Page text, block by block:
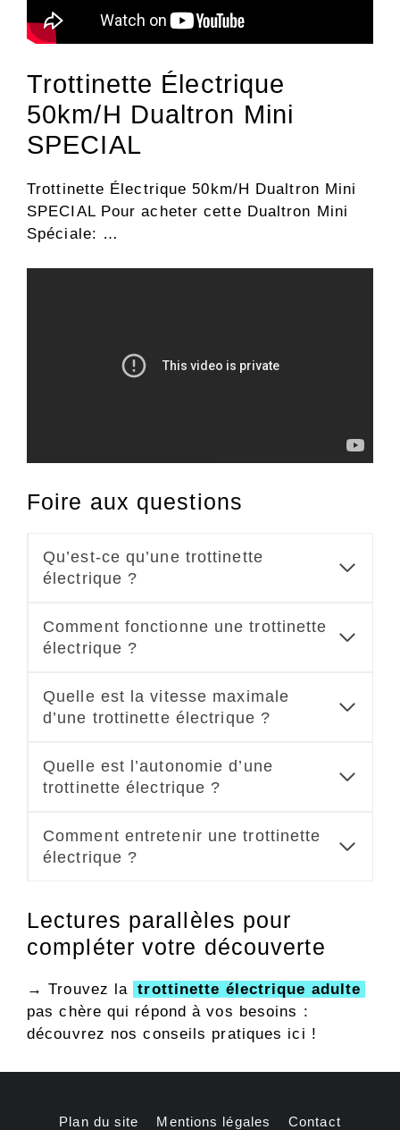
Trottinette Électrique
50km/H Dualtron Mini
SPECIAL
Trottinette Électrique 50km/H Dualtron Mini
SPECIAL Pour acheter cette Dualtron Mini
Spéciale: …
Foire aux questions
Qu’est-ce qu’une trottinette
électrique ?
Comment fonctionne une trottinette
électrique ?
Quelle est la vitesse maximale
d’une trottinette électrique ?
Quelle est l’autonomie d’une
trottinette électrique ?
Comment entretenir une trottinette
électrique ?
Lectures parallèles pour
compléter votre découverte
→ Trouvez la trottinette électrique adulte
pas chère qui répond à vos besoins :
découvrez nos conseils pratiques ici !
Plan du site Mentions légales Contact